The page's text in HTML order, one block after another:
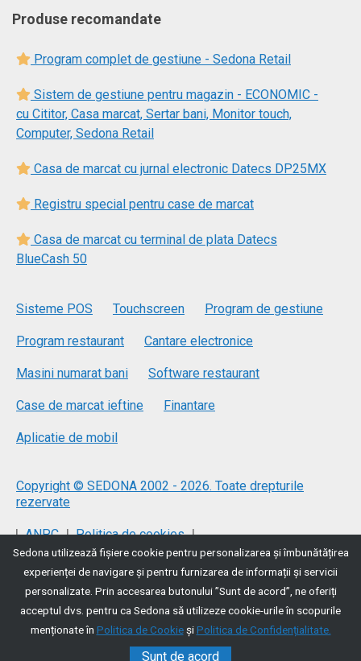
Produse recomandate
Program complet de gestiune - Sedona Retail
Sistem de gestiune pentru magazin - ECONOMIC -
cu Cititor, Casa marcat, Sertar bani, Monitor touch,
Computer, Sedona Retail
Casa de marcat cu jurnal electronic Datecs DP25MX
Registru special pentru case de marcat
Casa de marcat cu terminal de plata Datecs
BlueCash 50
Sisteme POS Touchscreen Program de gestiune
Program restaurant Cantare electronice
Masini numarat bani Software restaurant
Case de marcat ieftine Finantare
Aplicatie de mobil
Copyright © SEDONA 2002 - 2026. Toate drepturile
rezervate
| ANPC | Politica de cookies |
Politica de protecție a datelor | Termeni si conditii
Sedona utilizează fişiere cookie pentru personalizarea și îmbunătățirea
experienței de navigare și pentru furnizarea de informații și servicii
personalizate. Prin accesarea butonului ”Sunt de acord”, ne oferiți
acceptul dvs. pentru ca Sedona să utilizeze cookie-urile în scopurile
menționate în Politica de CookieșiPolitica de Confidențialitate.
Sunt de acord